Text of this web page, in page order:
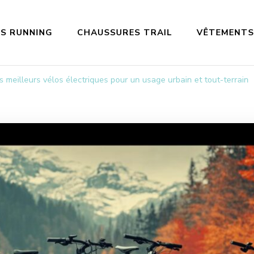
RUNNING CHAUSSURES TRAIL VÊTEMENTS
meilleurs vélos électriques pour un usage urbain et tout-terrain